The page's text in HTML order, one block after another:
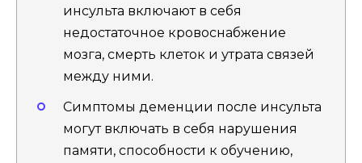
инсульта включают в себя
недостаточное кровоснабжение
мозга, смерть клеток и утрата связей
между ними.
Симптомы деменции после инсульта
могут включать в себя нарушения
памяти, способности к обучению,